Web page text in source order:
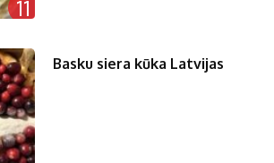
11
Basku siera kūka Latvijas